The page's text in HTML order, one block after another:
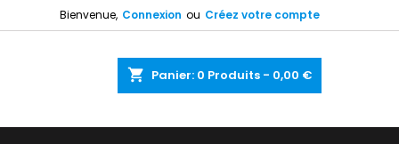
Bienvenue, Connexion ou Créez votre compte
shopping_cart Panier: 0 Produits - 0,00 €